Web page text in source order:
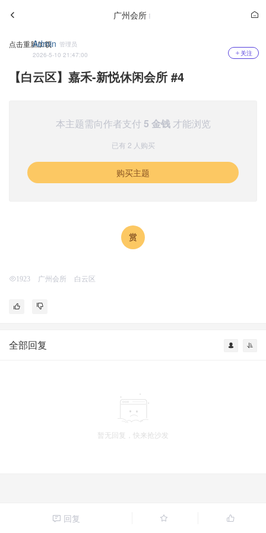
广州会所
点击重新加载
Admin 管理员
2026-5-10 21:47:00
关注
【白云区】嘉禾-新悦休闲会所 #4
本主题需向作者支付 5 金钱才能浏览
已有 2 人购买
购买主题
1923 广州会所 白云区
全部回复
暂无回复，快来抢沙发
回复